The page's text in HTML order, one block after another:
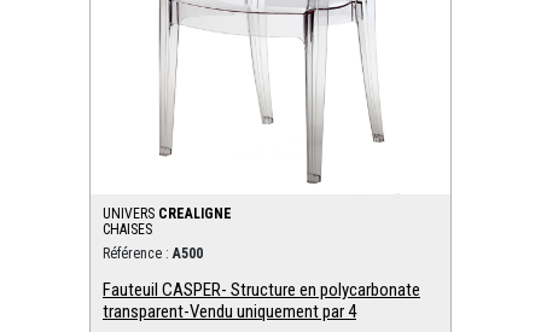
UNIVERS CREALIGNE
CHAISES
Référence :A500
Fauteuil CASPER- Structure en polycarbonate
transparent-Vendu uniquement par 4